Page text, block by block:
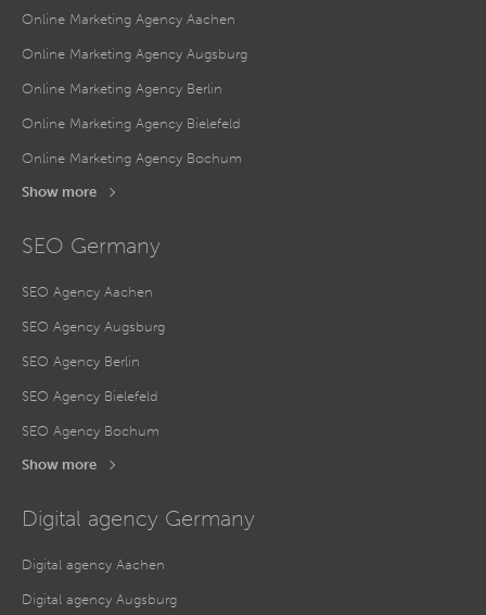
Online Marketing Agency Aachen
Online Marketing Agency Augsburg
Online Marketing Agency Berlin
Online Marketing Agency Bielefeld
Online Marketing Agency Bochum
Show more
SEO Germany
SEO Agency Aachen
SEO Agency Augsburg
SEO Agency Berlin
SEO Agency Bielefeld
SEO Agency Bochum
Show more
Digital agency Germany
Digital agency Aachen
Digital agency Augsburg